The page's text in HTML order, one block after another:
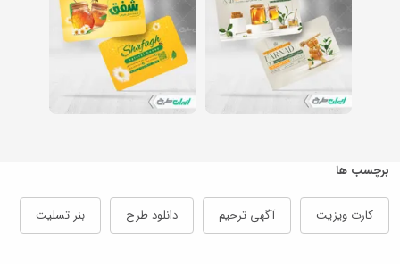
برچسب ها
کارت ویزیت آگهی ترحیم دانلود طرح بنر تسلیت